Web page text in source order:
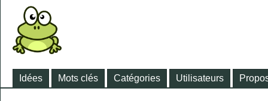
Idées Mots clés Catégories Utilisateurs